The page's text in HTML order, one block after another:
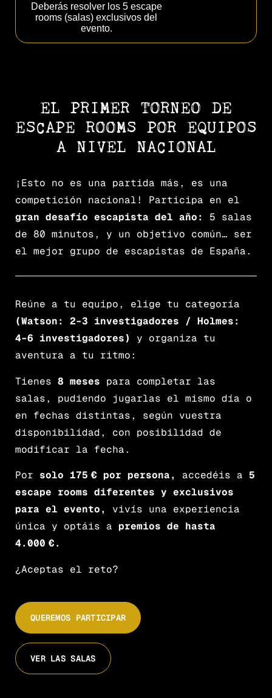
Deberás resolver los 5 escape
rooms (salas) exclusivos del
evento.
EL PRIMER TORNEO DE
ESCAPE ROOMS POR EQUIPOS
A NIVEL NACIONAL
¡Esto no es una partida más, es una
competición nacional! Participa en el
gran desafío escapista del año:
5 salas
de 80 minutos, y un objetivo común… ser
el mejor grupo de escapistas de España.
Reúne a tu equipo, elige tu categoría
(Watson: 2–3 investigadores / Holmes:
4–6 investigadores)
y organiza tu
aventura a tu ritmo:
Tienes 8 meses para completar las
salas, pudiendo jugarlas el mismo día o
en fechas distintas, según vuestra
disponibilidad, con posibilidad de
modificar la fecha.
Por solo 175 € por persona, accedéis a 5
escape rooms diferentes y exclusivos
para el evento,
vivís una experiencia
única y optáis a premios de hasta
4.000 €.
¿Aceptas el reto?
QUEREMOS PARTICIPAR
VER LAS SALAS